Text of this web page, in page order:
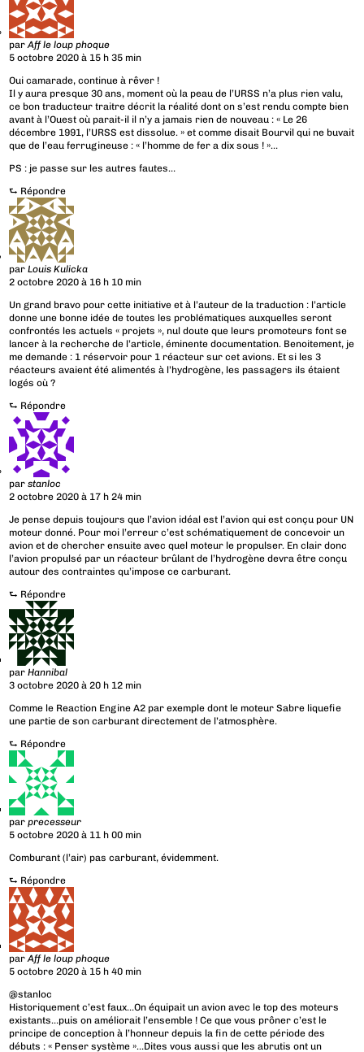
parAff le loup phoque
5 octobre 2020 à 15 h 35 min
Oui camarade, continue à rêver !
Il y aura presque 30 ans, moment où la peau de l’URSS n’a plus rien valu,
ce bon traducteur traitre décrit la réalité dont on s’est rendu compte bien
avant à l’Ouest où parait-il il n’y a jamais rien de nouveau : « Le 26
décembre 1991, l’URSS est dissolue. » et comme disait Bourvil qui ne buvait
que de l’eau ferrugineuse : « l’homme de fer a dix sous ! »…
PS : je passe sur les autres fautes…
⮑ Répondre
parLouis Kulicka
2 octobre 2020 à 16 h 10 min
Un grand bravo pour cette initiative et à l’auteur de la traduction : l’article
donne une bonne idée de toutes les problématiques auxquelles seront
confrontés les actuels « projets », nul doute que leurs promoteurs font se
lancer à la recherche de l’article, éminente documentation. Benoitement, je
me demande : 1 réservoir pour 1 réacteur sur cet avions. Et si les 3
réacteurs avaient été alimentés à l’hydrogène, les passagers ils étaient
logés où ?
⮑ Répondre
parstanloc
2 octobre 2020 à 17 h 24 min
Je pense depuis toujours que l’avion idéal est l’avion qui est conçu pour UN
moteur donné. Pour moi l’erreur c’est schématiquement de concevoir un
avion et de chercher ensuite avec quel moteur le propulser. En clair donc
l’avion propulsé par un réacteur brûlant de l’hydrogène devra être conçu
autour des contraintes qu’impose ce carburant.
⮑ Répondre
parHannibal
3 octobre 2020 à 20 h 12 min
Comme le Reaction Engine A2 par exemple dont le moteur Sabre liquefie
une partie de son carburant directement de l’atmosphère.
⮑ Répondre
parprecesseur
5 octobre 2020 à 11 h 00 min
Comburant (l’air) pas carburant, évidemment.
⮑ Répondre
parAff le loup phoque
5 octobre 2020 à 15 h 40 min
@stanloc
Historiquement c’est faux…On équipait un avion avec le top des moteurs
existants…puis on améliorait l’ensemble ! Ce que vous prôner c’est le
principe de conception à l’honneur depuis la fin de cette période des
débuts : « Penser système »…Dites vous aussi que les abrutis ont un